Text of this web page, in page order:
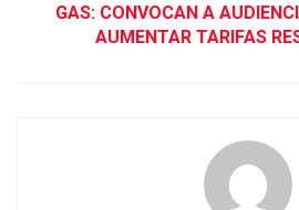
GAS: CONVOCAN A
AUMENTAR TARIFAS